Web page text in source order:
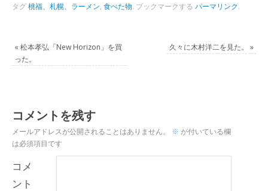
タグ桃福、札幌、ラーメン,食べた物. ブックマークするパーマリンク.
« 松本孝弘「New Horizon」を買
った。
久々に木村洋二を見た。 »
コメントを残す
メールアドレスが公開されることはありません。 ※ が付いている欄
は必須項目です
コメ
ント